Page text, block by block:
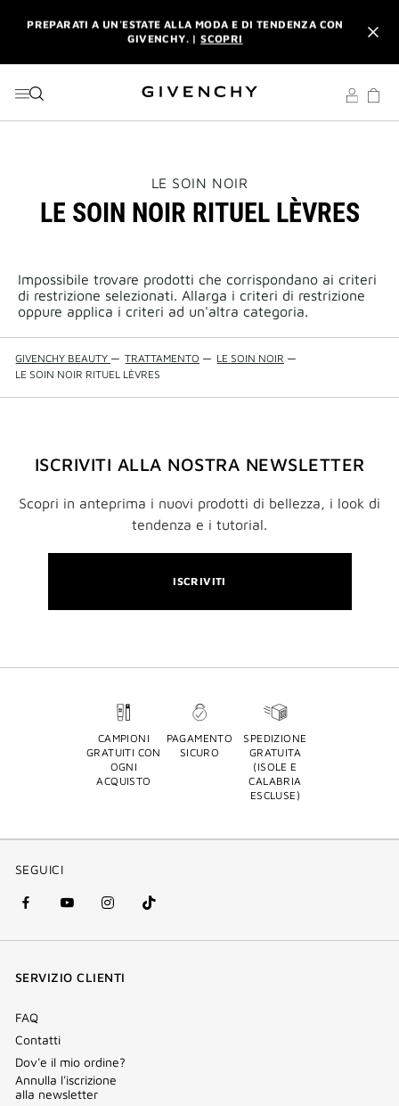
PREPARATI A UN'ESTATE ALLA MODA E DI TENDENZA CON
GIVENCHY. |SCOPRI
UN PROFUMO L'INTERDIT DA 80 ML. |CODICE: INTERDIT
PREPARATI A UN'ESTATE ALLA MODA E DI TENDENZA CON
UN PROFUMO L'INTERDIT DA 80 ML. |CODICE: INTERDIT
THIS
WILL
OPEN
LE SOIN NOIR
LE SOIN NOIR RITUEL LÈVRES
Impossibile trovare prodotti che corrispondano ai criteri
di restrizione selezionati. Allarga i criteri di restrizione
oppure applica i criteri ad un'altra categoria.
GIVENCHY BEAUTY — TRATTAMENTO — LE SOIN NOIR —
LE SOIN NOIR RITUEL LÈVRES
ISCRIVITI ALLA NOSTRA NEWSLETTER
Scopri in anteprima i nuovi prodotti di bellezza, i look di
tendenza e i tutorial.
ISCRIVITI
CAMPIONI
GRATUITI CON
OGNI
ACQUISTO
PAGAMENTO
SICURO
SPEDIZIONE
GRATUITA
(ISOLE E
CALABRIA
ESCLUSE)
SEGUICI
facebook
(nuova
youtube
(nuova
instagram
(nuova
Tik
Tok
SERVIZIO CLIENTI
FAQ
Contatti
Dov'e il mio ordine?
Annulla l'iscrizione
alla newsletter